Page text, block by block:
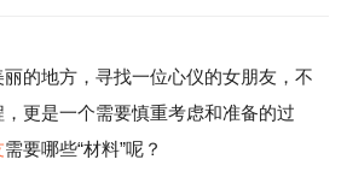
的地方，寻找一位心仪的女朋友，不
更是一个需要慎重考虑和准备的过
需要哪些“材料”呢？